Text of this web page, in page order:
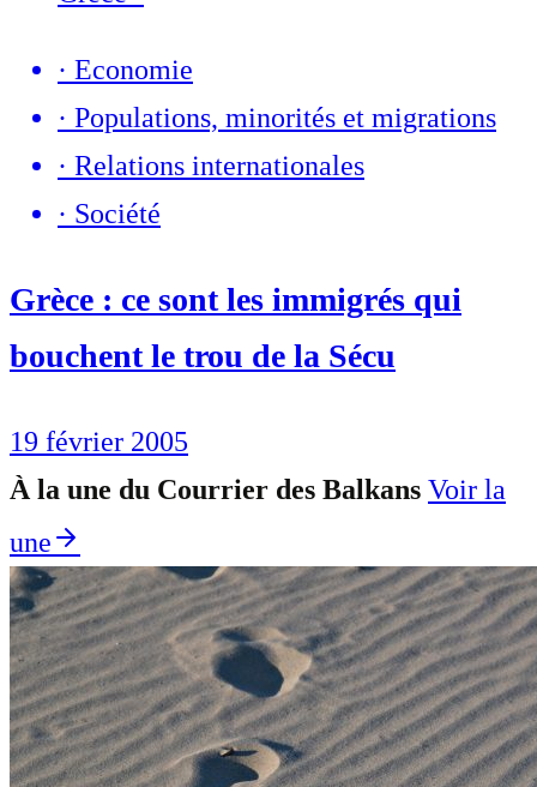
· Economie
· Populations, minorités et migrations
· Relations internationales
· Société
Grèce : ce sont les immigrés qui
bouchent le trou de la Sécu
19 février 2005
À la une du Courrier des Balkans Voir la
une